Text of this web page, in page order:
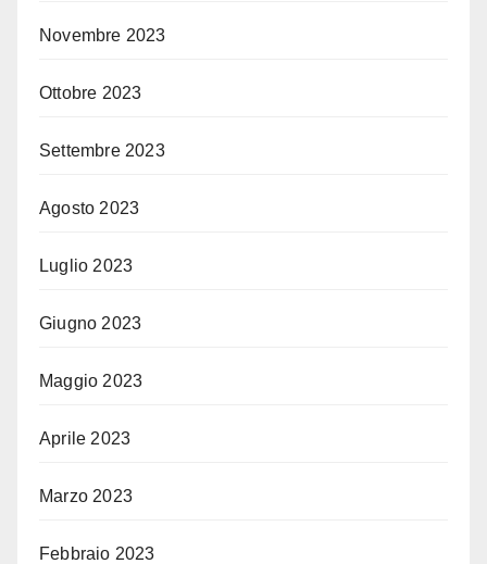
Novembre 2023
Ottobre 2023
Settembre 2023
Agosto 2023
Luglio 2023
Giugno 2023
Maggio 2023
Aprile 2023
Marzo 2023
Febbraio 2023